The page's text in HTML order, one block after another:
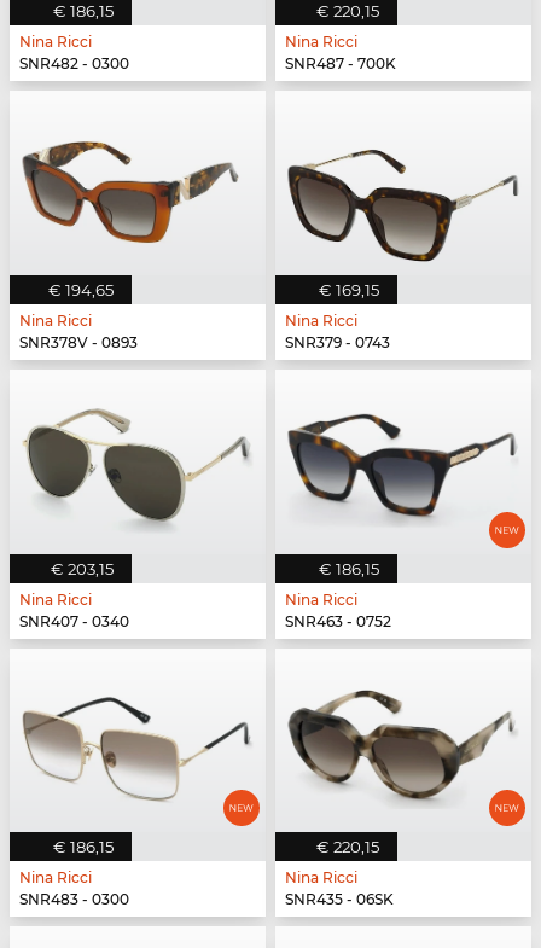
€ 186,15
Nina Ricci
SNR482 - 0300
€ 220,15
Nina Ricci
SNR487 - 700K
€ 194,65
Nina Ricci
SNR378V - 0893
€ 169,15
Nina Ricci
SNR379 - 0743
€ 203,15
Nina Ricci
SNR407 - 0340
€ 186,15
Nina Ricci
SNR463 - 0752
€ 186,15
Nina Ricci
SNR483 - 0300
€ 220,15
Nina Ricci
SNR435 - 06SK